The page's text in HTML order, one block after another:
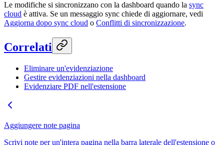
Le modifiche si sincronizzano con la dashboard quando la sync
cloud è attiva. Se un messaggio sync chiede di aggiornare, vedi
Aggiorna dopo sync cloud o Conflitti di sincronizzazione.
Correlati
Eliminare un'evidenziazione
Gestire evidenziazioni nella dashboard
Evidenziare PDF nell'estensione
Aggiungere note pagina
Scrivi note per un'intera pagina nella barra laterale dell'estensione o